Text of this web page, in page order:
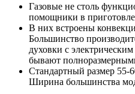
Газовые не столь
помощники в
В них встроены
Большинство
духовки с
бывают
Стандартный размер 55-
Ширина большинства